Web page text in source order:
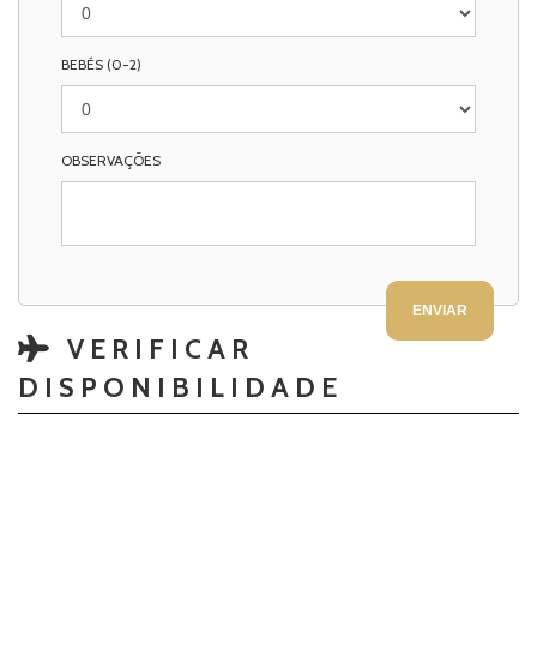
BEBÉS (0-2)
OBSERVAÇÕES
VERIFICAR
DISPONIBILIDADE